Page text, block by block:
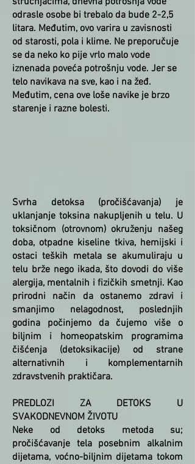
odrasle osobe bi trebalo da bude 2-2,5
litara. Međutim, ovo varira u zavisnosti
od starosti, pola i klime. Ne preporučuje
se da neko ko pije vrlo malo vode
iznenada poveća potrošnju vode. Jer se
telo navikava na sve, kao i na žeđ.
Međutim, cena ove loše navike je brzo
starenje i razne bolesti.
Svrha detoksa (pročišćavanja) je
uklanjanje toksina nakupljenih u telu. U
toksičnom (otrovnom) okruženju našeg
doba, otpadne kiseline tkiva, hemijski i
ostaci teških metala se akumuliraju u
telu brže nego ikada, što dovodi do više
alergija, mentalnih i fizičkih smetnji. Kao
prirodni način da ostanemo zdravi i
smanjimo nelagodnost, poslednjih
godina počinjemo da čujemo više o
biljnim i homeopatskim programima
čišćenja (detoksikacije) od strane
alternativnih i komplementarnih
zdravstvenih praktičara.
PREDLOZI ZA DETOKS U
SVAKODNEVNOM ŽIVOTU
Neke od detoks metoda su;
pročišćavanje tela posebnim alkalnim
dijetama, voćno-biljnim dijetama tokom